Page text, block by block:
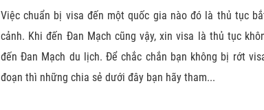
Việc chuẩn bị visa đến một quốc gia nào đó là thủ tục
cảnh. Khi đến Đan Mạch cũng vậy, xin visa là thủ tục
đến Đan Mạch du lịch. Để chắc chắn bạn không bị rớt
đoạn thì những chia sẻ dưới đây bạn hãy tham...